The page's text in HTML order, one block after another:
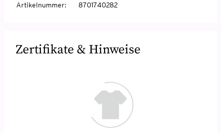
Artikelnummer: 8701740282
Zertifikate & Hinweise